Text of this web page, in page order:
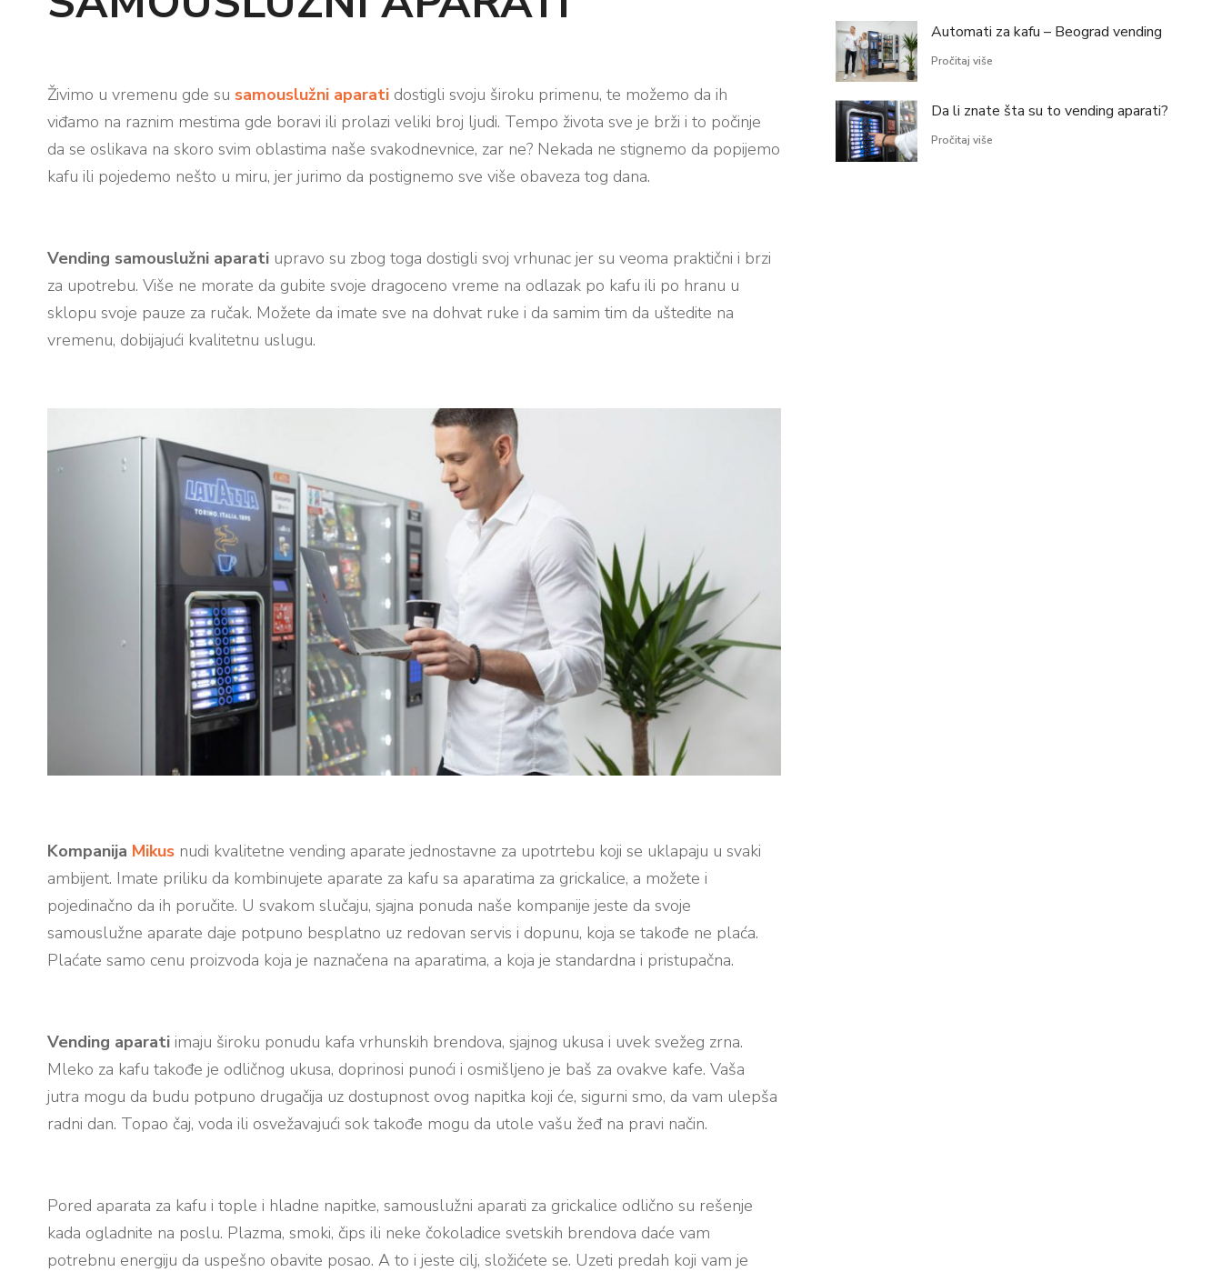
Živimo u vremenu gde su samouslužni aparati dostigli svoju široku primenu, te možemo da ih
viđamo na raznim mestima gde boravi ili prolazi veliki broj ljudi. Tempo života sve je brži i to počinje
da se oslikava na skoro svim oblastima naše svakodnevnice, zar ne? Nekada ne stignemo da popijemo
kafu ili pojedemo nešto u miru, jer jurimo da postignemo sve više obaveza tog dana.
Vending samouslužni aparati upravo su zbog toga dostigli svoj vrhunac jer su veoma praktični i brzi
za upotrebu. Više ne morate da gubite svoje dragoceno vreme na odlazak po kafu ili po hranu u
sklopu svoje pauze za ručak. Možete da imate sve na dohvat ruke i da samim tim da uštedite na
vremenu, dobijajući kvalitetnu uslugu.
Kompanija Mikus nudi kvalitetne vending aparate jednostavne za upotrtebu koji se uklapaju u svaki
ambijent. Imate priliku da kombinujete aparate za kafu sa aparatima za grickalice, a možete i
pojedinačno da ih poručite. U svakom slučaju, sjajna ponuda naše kompanije jeste da svoje
samouslužne aparate daje potpuno besplatno uz redovan servis i dopunu, koja se takođe ne plaća.
Plaćate samo cenu proizvoda koja je naznačena na aparatima, a koja je standardna i pristupačna.
Vending aparati imaju široku ponudu kafa vrhunskih brendova, sjajnog ukusa i uvek svežeg zrna.
Mleko za kafu takođe je odličnog ukusa, doprinosi punoći i osmišljeno je baš za ovakve kafe. Vaša
jutra mogu da budu potpuno drugačija uz dostupnost ovog napitka koji će, sigurni smo, da vam ulepša
radni dan. Topao čaj, voda ili osvežavajući sok takođe mogu da utole vašu žeđ na pravi način.
Pored aparata za kafu i tople i hladne napitke, samouslužni aparati za grickalice odlično su rešenje
kada ogladnite na poslu. Plazma, smoki, čips ili neke čokoladice svetskih brendova daće vam
potrebnu energiju da uspešno obavite posao. A to i jeste cilj, složićete se. Uzeti predah koji vam je
Automati za kafu – Beograd vending
Pročitaj više
Da li znate šta su to vending aparati?
Pročitaj više